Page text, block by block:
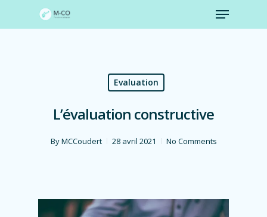
Evaluation
L’évaluation constructive
ByMCCoudert 28 avril 2021 No Comments